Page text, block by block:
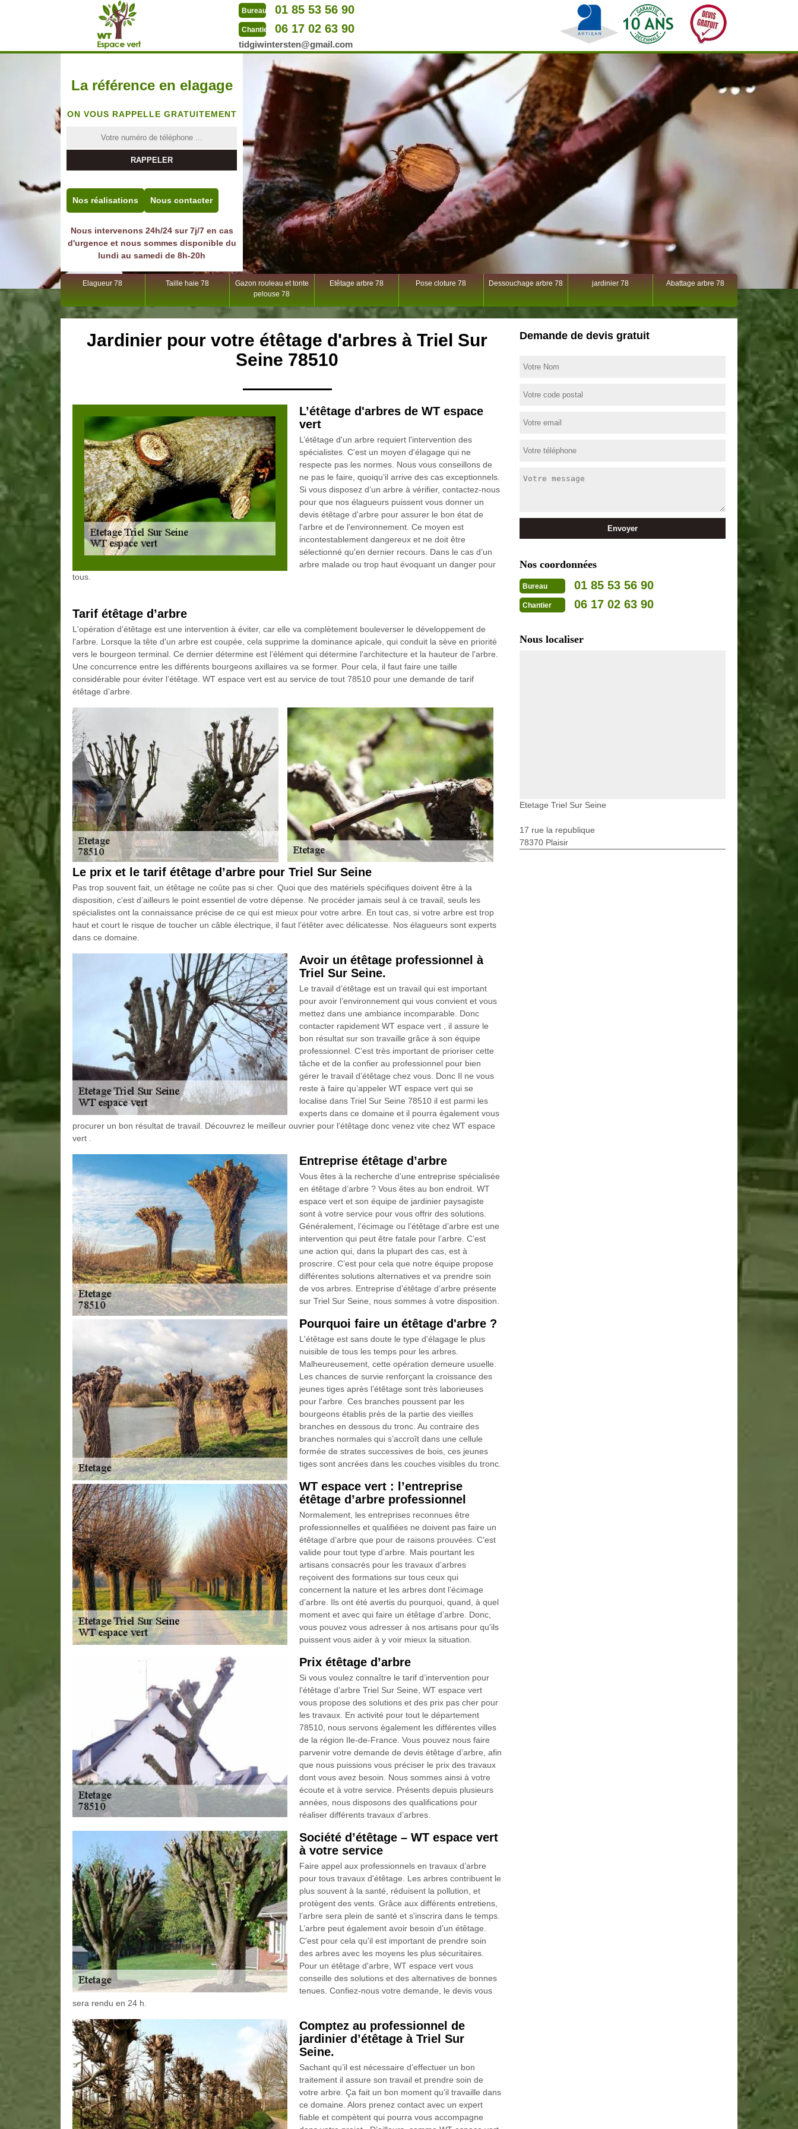
Bureau 01 85 53 56 90
Chantier 06 17 02 63 90
tidgiwintersten@gmail.com
La référence en elagage
ON VOUS RAPPELLE GRATUITEMENT
Nos réalisations Nous contacter
Nous intervenons 24h/24 sur 7j/7 en cas
d'urgence et nous sommes disponible du
lundi au samedi de 8h-20h
Elagueur 78 Taille haie 78
Gazon rouleau et tonte
pelouse 78
Etêtage arbre 78 Pose cloture 78 Dessouchage arbre 78 jardinier 78 Abattage arbre 78
Jardinier pour votre étêtage d'arbres à Triel Sur
Seine 78510
L’étêtage d'arbres de WT espace
vert
L’étêtage d'un arbre requiert l'intervention des
spécialistes. C’est un moyen d'élagage qui ne
respecte pas les normes. Nous vous conseillons de
ne pas le faire, quoiqu’il arrive des cas exceptionnels.
Si vous disposez d’un arbre à vérifier, contactez-nous
pour que nos élagueurs puissent vous donner un
devis étêtage d'arbre pour assurer le bon état de
l'arbre et de l'environnement. Ce moyen est
incontestablement dangereux et ne doit être
sélectionné qu'en dernier recours. Dans le cas d’un
arbre malade ou trop haut évoquant un danger pour
tous.
Tarif étêtage d’arbre
L'opération d’étêtage est une intervention à éviter, car elle va complètement bouleverser le développement de
l'arbre. Lorsque la tête d'un arbre est coupée, cela supprime la dominance apicale, qui conduit la sève en priorité
vers le bourgeon terminal. Ce dernier détermine est l’élément qui détermine l'architecture et la hauteur de l'arbre.
Une concurrence entre les différents bourgeons axillaires va se former. Pour cela, il faut faire une taille
considérable pour éviter l’étêtage. WT espace vert est au service de tout 78510 pour une demande de tarif
étêtage d’arbre.
Le prix et le tarif étêtage d’arbre pour Triel Sur Seine
Pas trop souvent fait, un étêtage ne coûte pas si cher. Quoi que des matériels spécifiques doivent être à la
disposition, c’est d’ailleurs le point essentiel de votre dépense. Ne procéder jamais seul à ce travail, seuls les
spécialistes ont la connaissance précise de ce qui est mieux pour votre arbre. En tout cas, si votre arbre est trop
haut et court le risque de toucher un câble électrique, il faut l’étêter avec délicatesse. Nos élagueurs sont experts
dans ce domaine.
Avoir un étêtage professionnel à
Triel Sur Seine.
Le travail d’étêtage est un travail qui est important
pour avoir l’environnement qui vous convient et vous
mettez dans une ambiance incomparable. Donc
contacter rapidement WT espace vert , il assure le
bon résultat sur son travaille grâce à son équipe
professionnel. C’est très important de prioriser cette
tâche et de la confier au professionnel pour bien
gérer le travail d’étêtage chez vous. Donc Il ne vous
reste à faire qu’appeler WT espace vert qui se
localise dans Triel Sur Seine 78510 il est parmi les
experts dans ce domaine et il pourra également vous
procurer un bon résultat de travail. Découvrez le meilleur ouvrier pour l’étêtage donc venez vite chez WT espace
vert .
Entreprise étêtage d’arbre
Vous êtes à la recherche d’une entreprise spécialisée
en étêtage d’arbre ? Vous êtes au bon endroit. WT
espace vert et son équipe de jardinier paysagiste
sont à votre service pour vous offrir des solutions.
Généralement, l’écimage ou l’étêtage d’arbre est une
intervention qui peut être fatale pour l’arbre. C’est
une action qui, dans la plupart des cas, est à
proscrire. C’est pour cela que notre équipe propose
différentes solutions alternatives et va prendre soin
de vos arbres. Entreprise d’étêtage d’arbre présente
sur Triel Sur Seine, nous sommes à votre disposition.
Pourquoi faire un étêtage d'arbre ?
L'étêtage est sans doute le type d'élagage le plus
nuisible de tous les temps pour les arbres.
Malheureusement, cette opération demeure usuelle.
Les chances de survie renforçant la croissance des
jeunes tiges après l’étêtage sont très laborieuses
pour l'arbre. Ces branches poussent par les
bourgeons établis près de la partie des vieilles
branches en dessous du tronc. Au contraire des
branches normales qui s’accroît dans une cellule
formée de strates successives de bois, ces jeunes
tiges sont ancrées dans les couches visibles du tronc.
WT espace vert : l’entreprise
étêtage d’arbre professionnel
Normalement, les entreprises reconnues être
professionnelles et qualifiées ne doivent pas faire un
étêtage d’arbre que pour de raisons prouvées. C’est
valide pour tout type d’arbre. Mais pourtant les
artisans consacrés pour les travaux d’arbres
reçoivent des formations sur tous ceux qui
concernent la nature et les arbres dont l’écimage
d’arbre. Ils ont été avertis du pourquoi, quand, à quel
moment et avec qui faire un étêtage d’arbre. Donc,
vous pouvez vous adresser à nos artisans pour qu’ils
puissent vous aider à y voir mieux la situation.
Prix étêtage d’arbre
Si vous voulez connaître le tarif d’intervention pour
l’étêtage d’arbre Triel Sur Seine, WT espace vert
vous propose des solutions et des prix pas cher pour
les travaux. En activité pour tout le département
78510, nous servons également les différentes villes
de la région Ile-de-France. Vous pouvez nous faire
parvenir votre demande de devis étêtage d’arbre, afin
que nous puissions vous préciser le prix des travaux
dont vous avez besoin. Nous sommes ainsi à votre
écoute et à votre service. Présents depuis plusieurs
années, nous disposons des qualifications pour
réaliser différents travaux d’arbres.
Société d’étêtage – WT espace vert
à votre service
Faire appel aux professionnels en travaux d’arbre
pour tous travaux d'étêtage. Les arbres contribuent le
plus souvent à la santé, réduisent la pollution, et
protègent des vents. Grâce aux différents entretiens,
l’arbre sera plein de santé et s'inscrira dans le temps.
L’arbre peut également avoir besoin d’un étêtage.
C'est pour cela qu'il est important de prendre soin
des arbres avec les moyens les plus sécuritaires.
Pour un étêtage d'arbre, WT espace vert vous
conseille des solutions et des alternatives de bonnes
tenues. Confiez-nous votre demande, le devis vous
sera rendu en 24 h.
Comptez au professionnel de
jardinier d’étêtage à Triel Sur
Seine.
Sachant qu’il est nécessaire d’effectuer un bon
traitement il assure son travail et prendre soin de
votre arbre. Ça fait un bon moment qu’il travaille dans
ce domaine. Alors prenez contact avec un expert
fiable et compètent qui pourra vous accompagne
Demande de devis gratuit
Nos coordonnées
Bureau 01 85 53 56 90
Chantier 06 17 02 63 90
Nous localiser
Etetage Triel Sur Seine
17 rue la republique
78370 Plaisir